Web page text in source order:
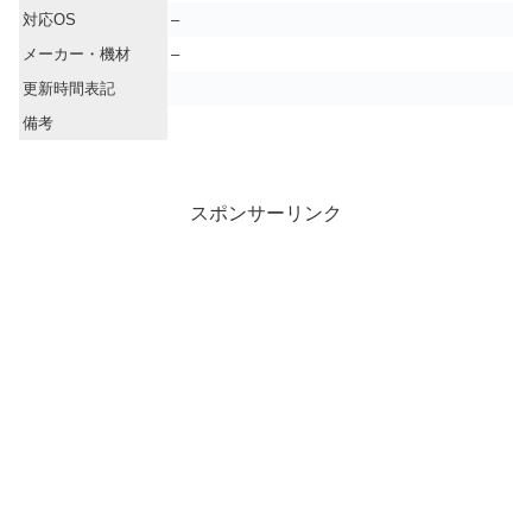
対応OS
–
メーカー・機材
–
更新時間表記
備考
スポンサーリンク